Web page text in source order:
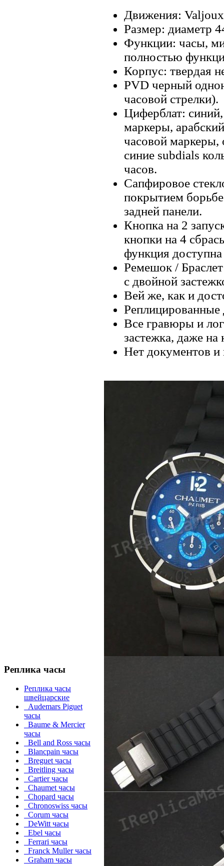
Реплика часы
Реплика часы
швейцарские
Audemars Piguet
часы
Baume & Mercier
часы
Bell and Ross часы
Blancpain часы
Breguet часы
Breitling часы
Cartier часы
Chaumet часы
Chopard часы
Chronoswiss часы
Corum часы
DeWitt часы
Ebel часы
Ferrari часы
Franck Muller часы
Graham часы
Движения:
Размер: диаметр
Функции: часы,
полностью
Корпус: твердая
PVD черный
часовой стрелки).
Циферблат:
маркеры,
часовой
синие subdials
часов.
Сапфировое
покрытием
задней панели.
Кнопка на 2
кнопки на 4
функция
Ремешок /
с двойной
Вей же, как и
Реплицированные
Все гравюры и
застежка, даже на
Нет документов и